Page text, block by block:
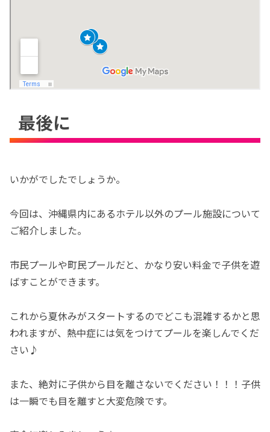
最後に
いかがでしたでしょうか。
今回は、沖縄県内にあるホテル以外のプール施設について
ご紹介しました。
市民プールや町民プールだと、かなり安い料金で子供を遊
ばすことができます。
これから夏休みがスタートするのでどこも混雑するかと思
われますが、熱中症には気をつけてプールを楽しんでくだ
さい♪
また、絶対に子供から目を離さないでください！！！子供
は一瞬でも目を離すと大変危険です。